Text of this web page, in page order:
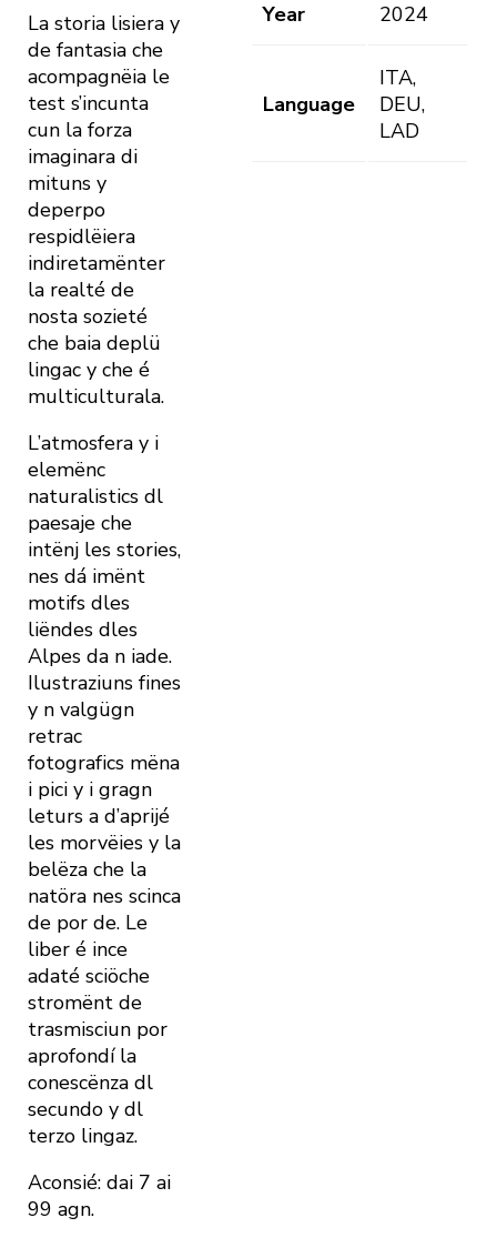
La storia lisiera y
de fantasia che
acompagnëia le
test s’incunta
cun la forza
imaginara di
mituns y
deperpo
respidlëiera
indiretamënter
la realté de
nosta sozieté
che baia deplü
lingac y che é
multiculturala.
L’atmosfera y i
elemënc
naturalistics dl
paesaje che
intënj les stories,
nes dá imënt
motifs dles
liëndes dles
Alpes da n iade.
Ilustraziuns fines
y n valgügn
retrac
fotografics mëna
i pici y i gragn
leturs a d’aprijé
les morvëies y la
belëza che la
natöra nes scinca
de por de. Le
liber é ince
adaté sciöche
stromënt de
trasmisciun por
aprofondí la
conescënza dl
secundo y dl
terzo lingaz.
Aconsié: dai 7 ai
99 agn.
Year 2024
Language
ITA,
DEU,
LAD